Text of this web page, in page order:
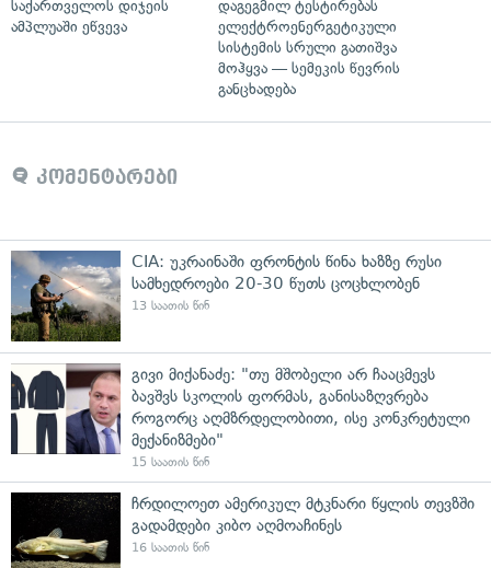
საქართველოს დიჯეის
ამპლუაში ეწვევა
დაგეგმილ ტესტირებას
ელექტროენერგეტიკული
სისტემის სრული გათიშვა
მოჰყვა — სემეკის წევრის
განცხადება
კომენტარები
CIA: უკრაინაში ფრონტის წინა ხაზზე რუსი
სამხედროები 20-30 წუთს ცოცხლობენ
13 საათის წინ
გივი მიქანაძე: "თუ მშობელი არ ჩააცმევს
ბავშვს სკოლის ფორმას, განისაზღვრება
როგორც აღმზრდელობითი, ისე კონკრეტული
მექანიზმები"
15 საათის წინ
ჩრდილოეთ ამერიკულ მტკნარი წყლის თევზში
გადამდები კიბო აღმოაჩინეს
16 საათის წინ